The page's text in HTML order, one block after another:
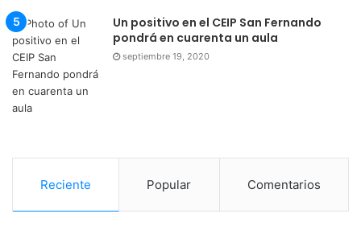
Un positivo en el CEIP San Fernando
pondrá en cuarenta un aula
septiembre 19, 2020
Reciente Popular Comentarios